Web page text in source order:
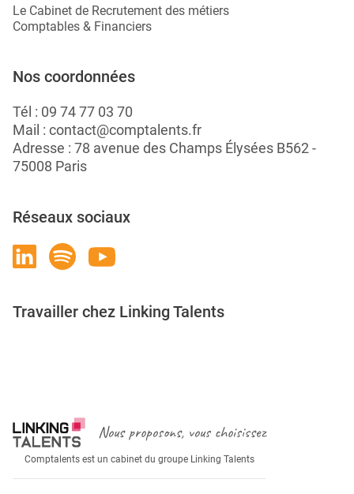
Le Cabinet de Recrutement des métiers
Comptables & Financiers
Nos coordonnées
Tél : 09 74 77 03 70
Mail : contact@comptalents.fr
Adresse : 78 avenue des Champs Élysées B562 -
75008 Paris
Réseaux sociaux
Travailler chez Linking Talents
Nous proposons, vous choisissez
Comptalents est un cabinet du groupe Linking Talents